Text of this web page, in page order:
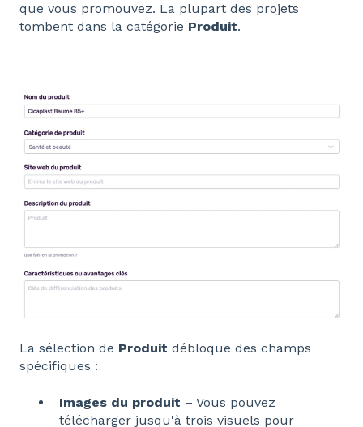
que vous promouvez. La plupart des projets
tombent dans la catégorie Produit.
La sélection de Produit débloque des champs
spécifiques :
Images du produit – Vous pouvez
télécharger jusqu'à trois visuels pour